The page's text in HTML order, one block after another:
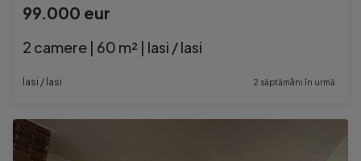
99.000 eur
2 camere | 60 m² | Iasi / Iasi
Iasi / Iasi 2 săptămâni în urmă